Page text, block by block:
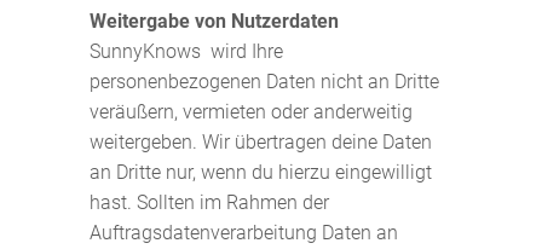
Weitergabe von Nutzerdaten
SunnyKnows wird Ihre
personenbezogenen Daten nicht an Dritte
veräußern, vermieten oder anderweitig
weitergeben. Wir übertragen deine Daten
an Dritte nur, wenn du hierzu eingewilligt
hast. Sollten im Rahmen der
Auftragsdatenverarbeitung Daten an